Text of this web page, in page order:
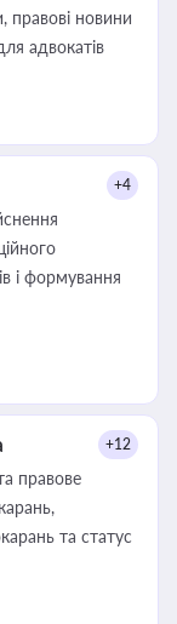
правові новини
адвокатів
+4
і формування
+12
правове
та статус